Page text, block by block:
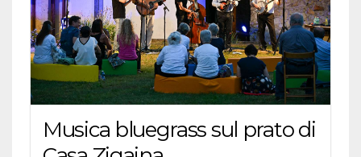
Musica bluegrass sul prato di